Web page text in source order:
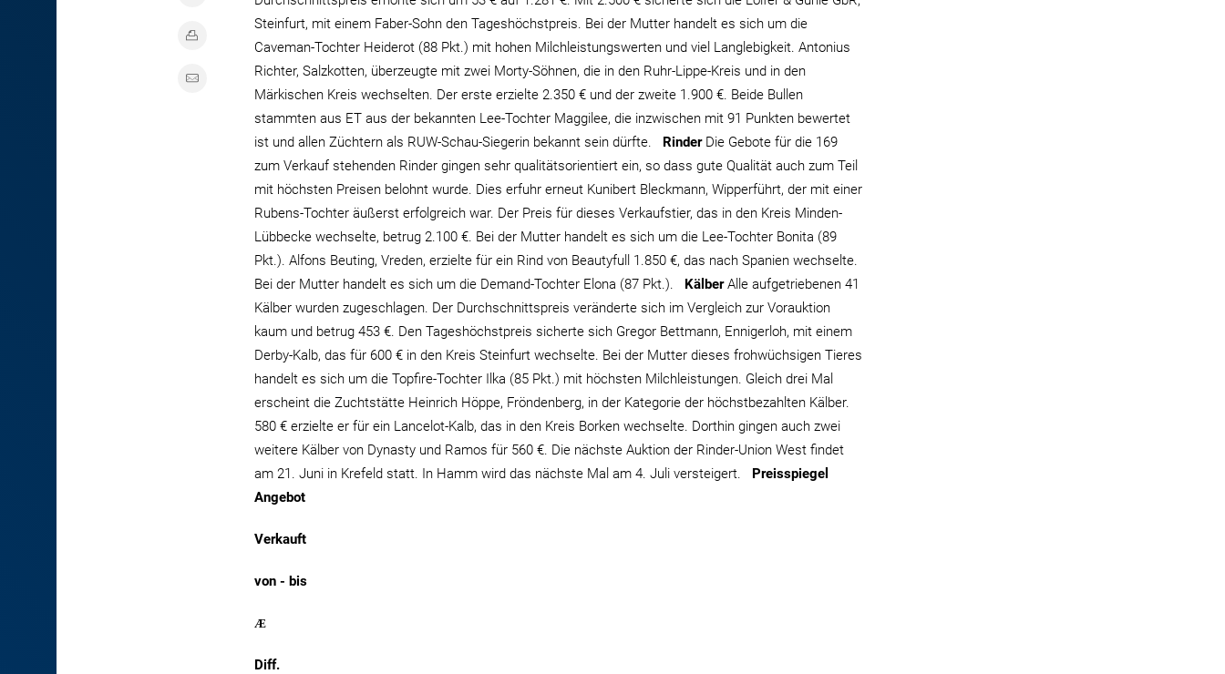
Steinfurt, mit einem Faber-Sohn den Tageshöchstpreis. Bei der Mutter handelt es sich um die
Caveman-Tochter Heiderot (88 Pkt.) mit hohen Milchleistungswerten und viel Langlebigkeit. Antonius
Richter, Salzkotten, überzeugte mit zwei Morty-Söhnen, die in den Ruhr-Lippe-Kreis und in den
Märkischen Kreis wechselten. Der erste erzielte 2.350 € und der zweite 1.900 €. Beide Bullen
stammten aus ET aus der bekannten Lee-Tochter Maggilee, die inzwischen mit 91 Punkten bewertet
ist und allen Züchtern als RUW-Schau-Siegerin bekannt sein dürfte. RinderDie Gebote für die 169
zum Verkauf stehenden Rinder gingen sehr qualitätsorientiert ein, so dass gute Qualität auch zum Teil
mit höchsten Preisen belohnt wurde. Dies erfuhr erneut Kunibert Bleckmann, Wipperführt, der mit einer
Rubens-Tochter äußerst erfolgreich war. Der Preis für dieses Verkaufstier, das in den Kreis Minden-
Lübbecke wechselte, betrug 2.100 €. Bei der Mutter handelt es sich um die Lee-Tochter Bonita (89
Pkt.). Alfons Beuting, Vreden, erzielte für ein Rind von Beautyfull 1.850 €, das nach Spanien wechselte.
Bei der Mutter handelt es sich um die Demand-Tochter Elona (87 Pkt.). KälberAlle aufgetriebenen 41
Kälber wurden zugeschlagen. Der Durchschnittspreis veränderte sich im Vergleich zur Vorauktion
kaum und betrug 453 €. Den Tageshöchstpreis sicherte sich Gregor Bettmann, Ennigerloh, mit einem
Derby-Kalb, das für 600 € in den Kreis Steinfurt wechselte. Bei der Mutter dieses frohwüchsigen Tieres
handelt es sich um die Topfire-Tochter Ilka (85 Pkt.) mit höchsten Milchleistungen. Gleich drei Mal
erscheint die Zuchtstätte Heinrich Höppe, Fröndenberg, in der Kategorie der höchstbezahlten Kälber.
580 € erzielte er für ein Lancelot-Kalb, das in den Kreis Borken wechselte. Dorthin gingen auch zwei
weitere Kälber von Dynasty und Ramos für 560 €. Die nächste Auktion der Rinder-Union West findet
am 21. Juni in Krefeld statt. In Hamm wird das nächste Mal am 4. Juli versteigert. Preisspiegel
Angebot
Verkauft
von - bis
Æ
Diff.